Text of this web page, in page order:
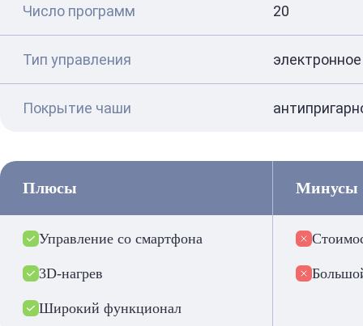
Число программ 20
Тип управления электронное
Покрытие чаши
Плюсы
Управление со смартфона
3D-нагрев
Широкий функционал
Минусы